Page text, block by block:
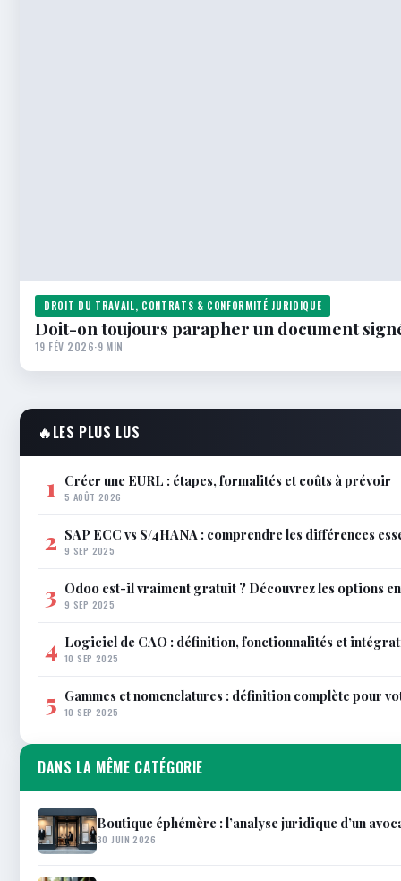
DROIT DU TRAVAIL, CONTRATS & CONFORMITÉ JURIDIQUE
Doit-on toujours parapher un document
19 FÉV 2026·9 MIN
🔥LES PLUS LUS
1 Créer une EURL : étapes, formalités et coûts à prévoir
5 AOÛT 2026
2 SAP ECC vs S/4HANA : comprendre les différences
9 SEP 2025
3 Odoo est-il vraiment gratuit ? Découvrez les options
9 SEP 2025
4 Logiciel de CAO : définition, fonctionnalités et
10 SEP 2025
5 Gammes et nomenclatures : définition complète pour
10 SEP 2025
DANS LA MÊME CATÉGORIE
Boutique éphémère : l’analyse juridique d’un
30 JUIN 2026